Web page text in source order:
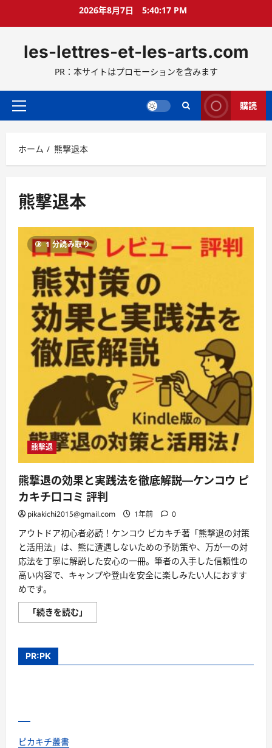
ス
ッ
2026年8月7日 5:40:18 PM
les-lettres-et-les-arts.com
PR：本サイトはプロモーションを含みます
メ
メ
ニ
ー
購読
ホーム 熊撃退本
熊撃退本
1 分読み取り
熊撃退
熊撃退の効果と実践法を徹底解説—ケンコウ ピ
カキチ口コミ 評判
pikakichi2015@gmail.com 1年前 0
アウトドア初心者必読！ケンコウ ピカキチ著「熊撃退の対策
と活用法」は、熊に遭遇しないための予防策や、万が一の対
応法を丁寧に解説した安心の一冊。筆者の入手した信頼性の
高い内容で、キャンプや登山を安全に楽しみたい人におすす
めです。
「続きを読む」
撃
と
PR:PK
ピカキチ叢書